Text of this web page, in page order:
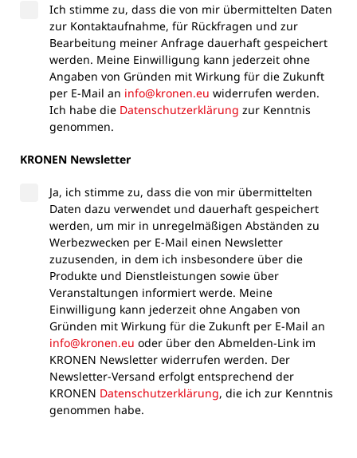
Ich stimme zu, dass die von mir übermittelten Daten
zur Kontaktaufnahme, für Rückfragen und zur
Bearbeitung meiner Anfrage dauerhaft gespeichert
werden. Meine Einwilligung kann jederzeit ohne
Angaben von Gründen mit Wirkung für die Zukunft
per E-Mail an info@kronen.eu widerrufen werden.
Ich habe die Datenschutzerklärung zur Kenntnis
genommen.
KRONEN Newsletter
Ja, ich stimme zu, dass die von mir übermittelten
Daten dazu verwendet und dauerhaft gespeichert
werden, um mir in unregelmäßigen Abständen zu
Werbezwecken per E-Mail einen Newsletter
zuzusenden, in dem ich insbesondere über die
Produkte und Dienstleistungen sowie über
Veranstaltungen informiert werde. Meine
Einwilligung kann jederzeit ohne Angaben von
Gründen mit Wirkung für die Zukunft per E-Mail an
info@kronen.eu oder über den Abmelden-Link im
KRONEN Newsletter widerrufen werden. Der
Newsletter-Versand erfolgt entsprechend der
KRONEN Datenschutzerklärung, die ich zur Kenntnis
genommen habe.